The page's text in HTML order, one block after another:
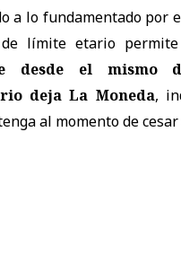
a lo fundamentado por
de límite etario
desde el
deja La Moneda,
al momento de